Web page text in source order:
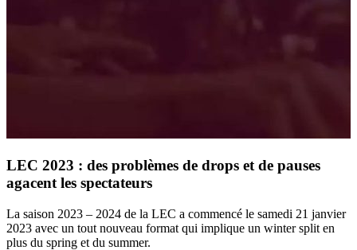
LEC 2023 : des problèmes de drops et de pauses
agacent les spectateurs
La saison 2023 – 2024 de la LEC a commencé le samedi 21 janvier
2023 avec un tout nouveau format qui implique un winter split en
plus du spring et du summer.